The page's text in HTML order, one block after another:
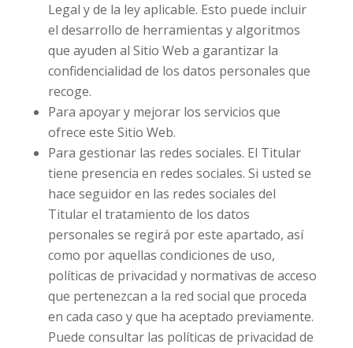
Legal y de la ley aplicable. Esto puede incluir
el desarrollo de herramientas y algoritmos
que ayuden al Sitio Web a garantizar la
confidencialidad de los datos personales que
recoge.
Para apoyar y mejorar los servicios que
ofrece este Sitio Web.
Para gestionar las redes sociales. El Titular
tiene presencia en redes sociales. Si usted se
hace seguidor en las redes sociales del
Titular el tratamiento de los datos
personales se regirá por este apartado, así
como por aquellas condiciones de uso,
políticas de privacidad y normativas de acceso
que pertenezcan a la red social que proceda
en cada caso y que ha aceptado previamente.
Puede consultar las políticas de privacidad de